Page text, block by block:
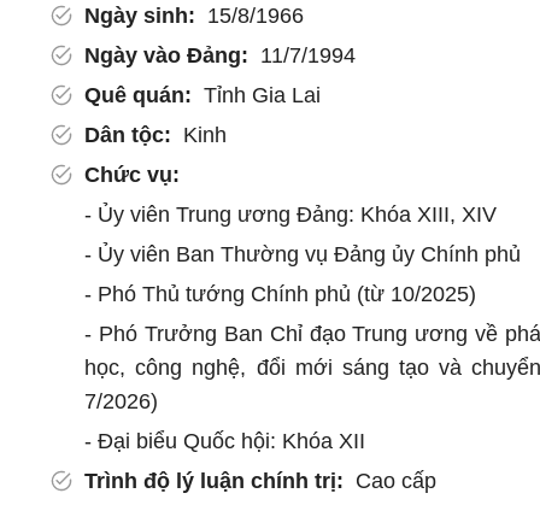
Ngày sinh: 15/8/1966
Ngày vào Đảng: 11/7/1994
Quê quán: Tỉnh Gia Lai
Dân tộc: Kinh
Chức vụ:
- Ủy viên Trung ương Đảng: Khóa XIII, XIV
- Ủy viên Ban Thường vụ Đảng ủy Chính phủ
- Phó Thủ tướng Chính phủ (từ 10/2025)
- Phó Trưởng Ban Chỉ đạo Trung ương về
học, công nghệ, đổi mới sáng tạo và
7/2026)
- Đại biểu Quốc hội: Khóa XII
Trình độ lý luận chính trị: Cao cấp